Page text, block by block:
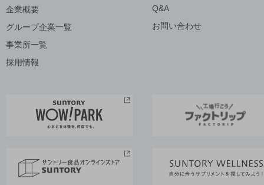
企業概要
グループ企業一覧
事業所一覧
採用情報
Q&A
お問い合わせ